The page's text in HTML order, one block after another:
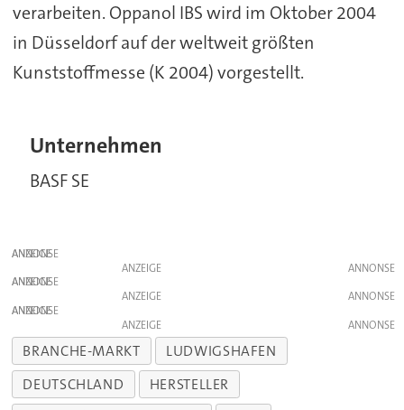
verarbeiten. Oppanol IBS wird im Oktober 2004
in Düsseldorf auf der weltweit größten
Kunststoffmesse (K 2004) vorgestellt.
Unternehmen
BASF SE
ANZEIGE
ANZEIGE
ANZEIGE
ANZEIGE
ANZEIGE
ANZEIGE
BRANCHE-MARKT
LUDWIGSHAFEN
DEUTSCHLAND
HERSTELLER